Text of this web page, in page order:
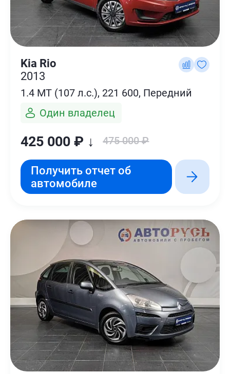
Kia Rio
2013
1.4 MT (107 л.с.), 221 600, Передний
Один владелец
425 000 ₽ ↓ 475 000 ₽
Получить отчет об
автомобиле